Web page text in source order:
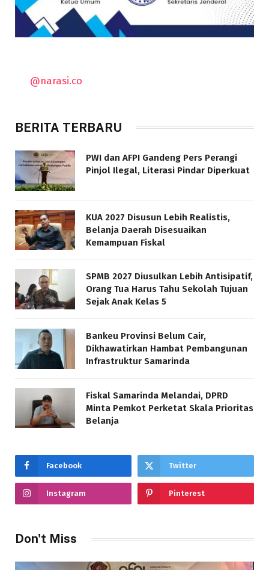
@narasi.co
BERITA TERBARU
PWI dan AFPI Gandeng Pers Perangi
Pinjol Ilegal, Literasi Pindar Diperkuat
KUA 2027 Disusun Lebih Realistis,
Belanja Daerah Disesuaikan
Kemampuan Fiskal
SPMB 2027 Diusulkan Lebih Antisipatif,
Orang Tua Harus Tahu Sekolah Tujuan
Sejak Anak Kelas 5
Bankeu Provinsi Belum Cair,
Dikhawatirkan Hambat Pembangunan
Infrastruktur Samarinda
Fiskal Samarinda Melandai, DPRD
Minta Pemkot Perketat Skala Prioritas
Belanja
Facebook Twitter
Instagram Pinterest
Don't Miss